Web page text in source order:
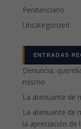
Penitenciario
Uncategorized
ENTRADAS
Denuncia,
mismo
La atenuante de
La atenuante de
la apreciación de